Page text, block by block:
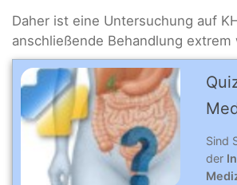
Daher ist eine Untersuchung auf
anschließende Behandlung extrem
Sind
der